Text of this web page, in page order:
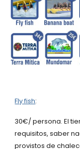
Fly fish:
30€/ persona. El
requisitos, saber
provistos de